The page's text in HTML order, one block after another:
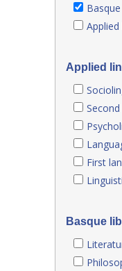
Applied
Applied
First
Basque